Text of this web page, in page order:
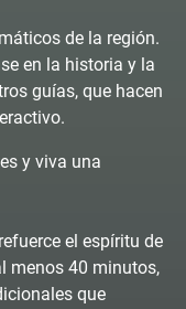
de la región.
en la historia y la
guías, que hacen
y viva una
el espíritu de
menos 40 minutos,
que